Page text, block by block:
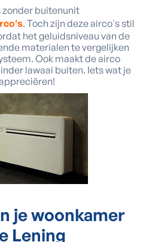
zonder buitenunit
. Toch zijn deze airco's stil
het geluidsniveau van de
materialen te vergelijken
Ook maakt de airco
lawaai buiten. Iets wat je
je woonkamer
Lening